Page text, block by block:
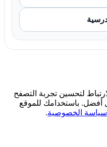
لتحسين تجربة التصفح
باستخدامك للموقع
سياسة الخصوصية.